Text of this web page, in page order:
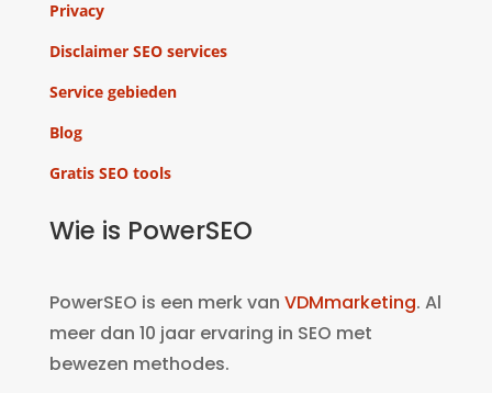
Privacy
Disclaimer SEO services
Service gebieden
Blog
Gratis SEO tools
Wie is PowerSEO
PowerSEO is een merk van VDMmarketing. Al
meer dan 10 jaar ervaring in SEO met
bewezen methodes.